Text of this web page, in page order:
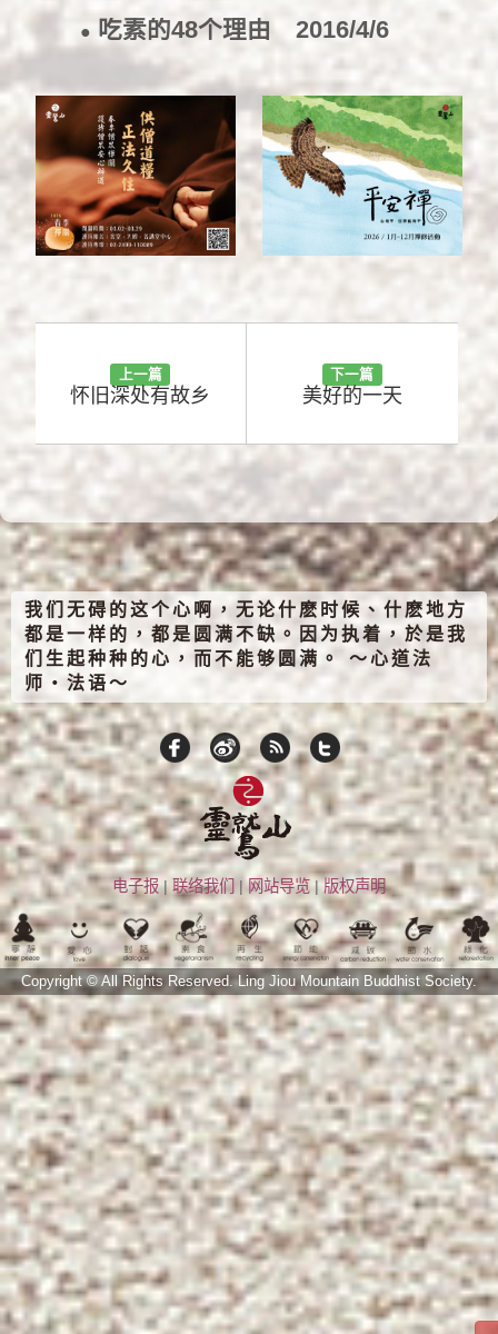
● 吃素的48个理由 2016/4/6
上一篇
怀旧深处有故乡
下一篇
美好的一天
我们无碍的这个心啊，无论什麽时候、什麽地方
都是一样的，都是圆满不缺。因为执着，於是我
们生起种种的心，而不能够圆满。 ～心道法
师‧法语～
电子报|联络我们 |网站导览|版权声明
Copyright © All Rights Reserved.Ling Jiou Mountain Buddhist Society.